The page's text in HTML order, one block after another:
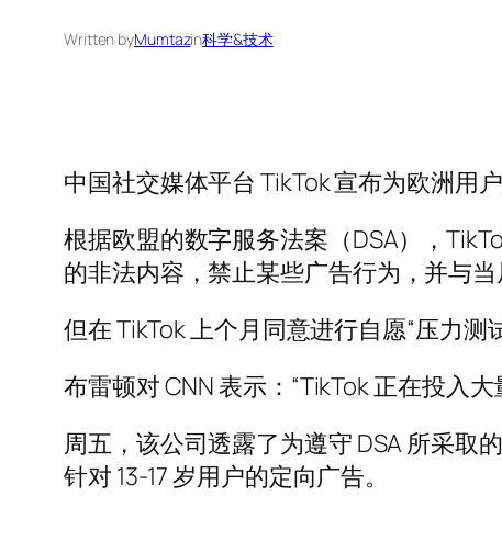
Written byMumtazin科学&技术
中国社交媒体平台 TikTok 宣布为欧洲用
根据欧盟的数字服务法案（DSA），
的非法内容，禁止某些广告行为，并与当
但在 TikTok 上个月同意进行自愿“压力测
布雷顿对 CNN 表示：“TikTok 正在投入
周五，该公司透露了为遵守 DSA 所采取
针对 13-17 岁用户的定向广告。